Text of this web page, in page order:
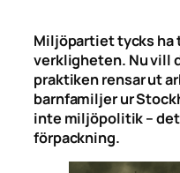
Miljöpartiet tycks ha
verkligheten. Nu vill
praktiken rensar ut
barnfamiljer ur
inte miljöpolitik –
förpackning.